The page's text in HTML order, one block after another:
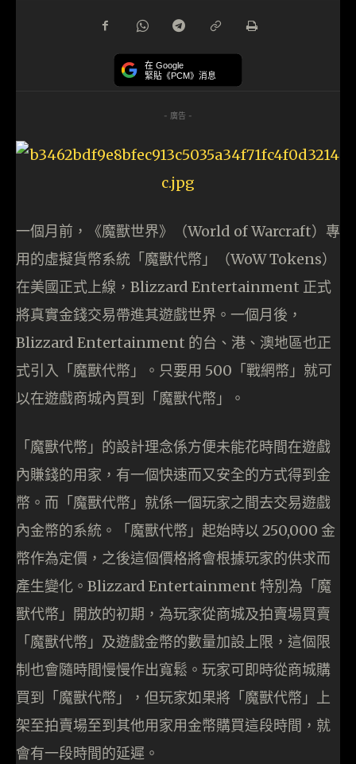
在 Google
緊貼《PCM》消息
- 廣告 -
一個月前，《魔獸世界》（World of Warcraft）專
用的虛擬貨幣系統「魔獸代幣」（WoW Tokens）
在美國正式上線，Blizzard Entertainment 正式
將真實金錢交易帶進其遊戲世界。一個月後，
Blizzard Entertainment 的台、港、澳地區也正
式引入「魔獸代幣」。只要用 500「戰網幣」就可
以在遊戲商城內買到「魔獸代幣」。
「魔獸代幣」的設計理念係方便未能花時間在遊戲
內賺錢的用家，有一個快速而又安全的方式得到金
幣。而「魔獸代幣」就係一個玩家之間去交易遊戲
內金幣的系統。「魔獸代幣」起始時以 250,000 金
幣作為定價，之後這個價格將會根據玩家的供求而
產生變化。Blizzard Entertainment 特別為「魔
獸代幣」開放的初期，為玩家從商城及拍賣場買賣
「魔獸代幣」及遊戲金幣的數量加設上限，這個限
制也會隨時間慢慢作出寬鬆。玩家可即時從商城購
買到「魔獸代幣」，但玩家如果將「魔獸代幣」上
架至拍賣場至到其他用家用金幣購買這段時間，就
會有一段時間的延遲。